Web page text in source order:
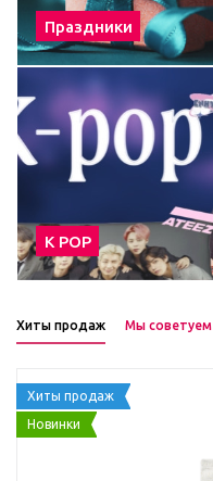
Праздники
К POP
Хиты продаж Мы советуем
Хиты продаж
Новинки